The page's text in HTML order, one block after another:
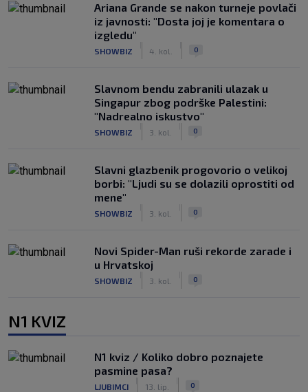
Ariana Grande se nakon turneje povlači
iz javnosti: "Dosta joj je komentara o
izgledu"
SHOWBIZ 4. kol. 0
Slavnom bendu zabranili ulazak u
Singapur zbog podrške Palestini:
"Nadrealno iskustvo"
SHOWBIZ 3. kol. 0
Slavni glazbenik progovorio o velikoj
borbi: "Ljudi su se dolazili oprostiti od
mene"
SHOWBIZ 3. kol. 0
Novi Spider-Man ruši rekorde zarade i
u Hrvatskoj
SHOWBIZ 3. kol. 0
N1 KVIZ
N1 kviz / Koliko dobro poznajete
pasmine pasa?
LJUBIMCI 13. lip. 0